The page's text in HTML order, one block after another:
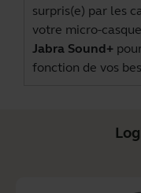
surpris(e) par les
votre micro-
Jabra Sound+
fonction de vos